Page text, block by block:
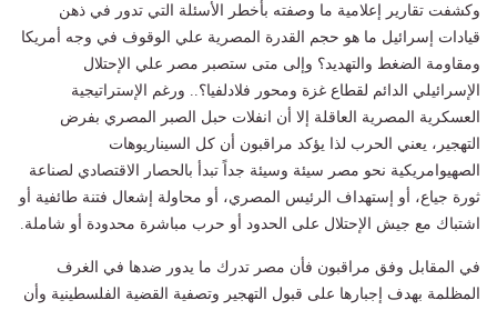
وكشفت تقارير إعلامية ما وصفته بأخطر الأسئلة التي تدور في ذهن
قيادات إسرائيل ما هو حجم القدرة المصرية علي الوقوف في وجه أمريكا
ومقاومة الضغط والتهديد؟ وإلى متى ستصبر مصر علي الإحتلال
الإسرائيلي الدائم لقطاع غزة ومحور فلادلفيا؟.. ورغم الإستراتيجية
العسكرية المصرية العاقلة إلا أن انفلات حبل الصبر المصري بفرض
التهجير، يعني الحرب لذا يؤكد مراقبون أن كل السيناريوهات
الصهيوامريكية نحو مصر سيئة وسيئة جداً تبدأ بالحصار الاقتصادي لصناعة
ثورة جياع، أو إستهداف الرئيس المصري، أو محاولة إشعال فتنة طائفية أو
اشتباك مع جيش الإحتلال على الحدود أو حرب مباشرة محدودة أو شاملة.
في المقابل وفق مراقبون فأن مصر تدرك ما يدور ضدها في الغرف
المظلمة بهدف إجبارها على قبول التهجير وتصفية القضية الفلسطينية وأن